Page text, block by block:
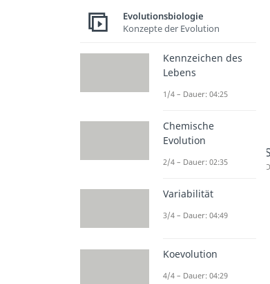
Evolutionsbiologie
Konzepte der Evolution
Kennzeichen des
Lebens
1/4 – Dauer: 04:25
Chemische
Evolution
2/4 – Dauer: 02:35
Variabilität
3/4 – Dauer: 04:49
Koevolution
4/4 – Dauer: 04:29